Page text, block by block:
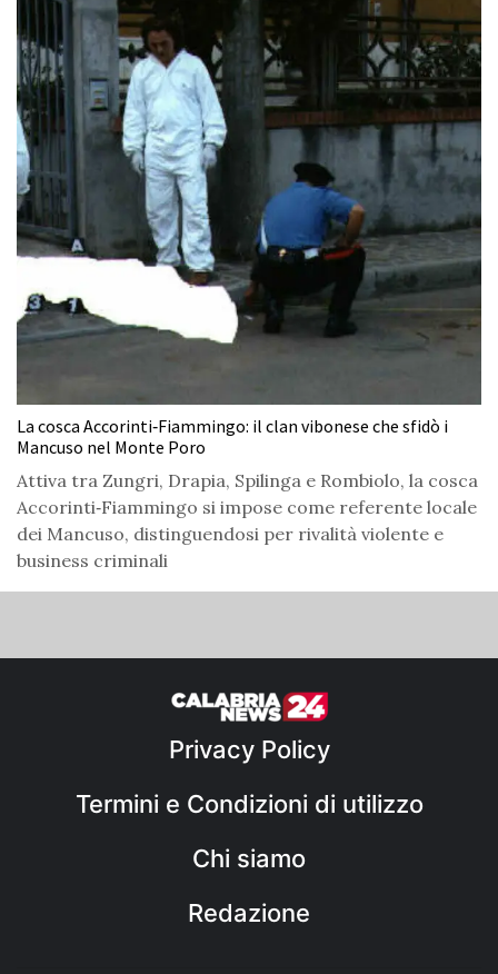
La cosca Accorinti‑Fiammingo: il clan vibonese che sfidò i
Mancuso nel Monte Poro
Attiva tra Zungri, Drapia, Spilinga e Rombiolo, la cosca
Accorinti‑Fiammingo si impose come referente locale
dei Mancuso, distinguendosi per rivalità violente e
business criminali
Privacy Policy
Termini e Condizioni di utilizzo
Chi siamo
Redazione